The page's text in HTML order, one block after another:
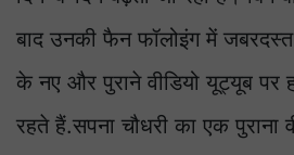
बाद उनकी फैन फॉलोइंग में
के नए और पुराने वीडियो यूट्यूब पर
रहते हैं.सपना चौधरी का एक पुराना